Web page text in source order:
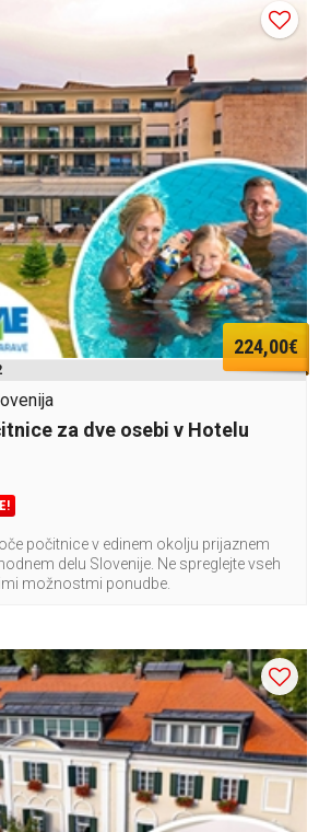
224,00€
za dve osebi v Hotelu
počitnice v edinem okolju prijaznem
delu Slovenije. Ne spreglejte vseh
možnostmi ponudbe.